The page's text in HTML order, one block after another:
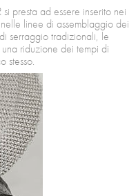
presta ad essere inserito nei
linee di assemblaggio dei
serraggio tradizionali, le
riduzione dei tempi di
stesso.